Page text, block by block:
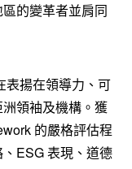
的變革者並肩同
表揚在領導力、可
領袖及機構。獲
的嚴格評估程
ESG 表現、道德